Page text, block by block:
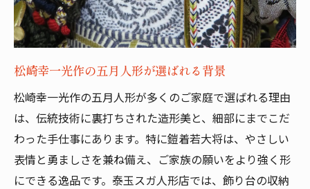
松崎幸一光作の五月人形が選ばれる背景
松崎幸一光作の五月人形が多くのご家庭で選ばれる理由
は、伝統技術に裏打ちされた造形美と、細部にまでこだ
わった手仕事にあります。特に鎧着若大将は、やさしい
表情と勇ましさを兼ね備え、ご家族の願いをより強く形
にできる逸品です。泰玉スガ人形店では、飾り台の収納